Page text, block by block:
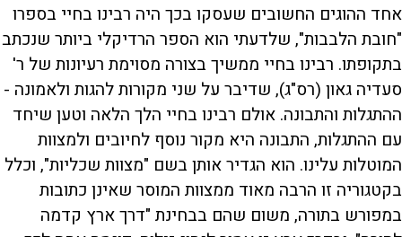
אחד ההוגים החשובים שעסקו בכך היה רבינו בחיי בספרו
"חובת הלבבות", שלדעתי הוא הספר הרדיקלי ביותר שנכתב
בתקופתו. רבינו בחיי ממשיך בצורה מסוימת רעיונות של ר'
סעדיה גאון (רס"ג), שדיבר על שני מקורות להגות ולאמונה -
ההתגלות והתבונה. אולם רבינו בחיי הלך הלאה וטען שיחד
עם ההתגלות, התבונה היא מקור נוסף לחיובים ולמצוות
המוטלות עלינו. הוא הגדיר אותן בשם "מצוות שכליות", וכלל
בקטגוריה זו הרבה מאוד ממצוות המוסר שאינן כתובות
במפורש בתורה, משום שהם בבחינת "דרך ארץ קדמה